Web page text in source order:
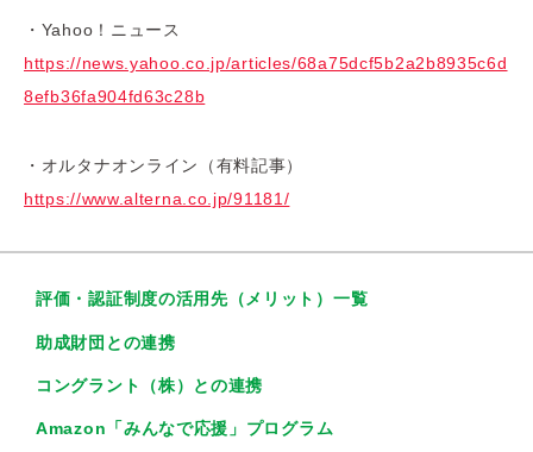
・Yahoo！ニュース
https://news.yahoo.co.jp/articles/68a75dcf5b2a2b8935c6d
8efb36fa904fd63c28b
・オルタナオンライン（有料記事）
https://www.alterna.co.jp/91181/
評価・認証制度の活用先（メリット）一覧
助成財団との連携
コングラント（株）との連携
Amazon「みんなで応援」プログラム